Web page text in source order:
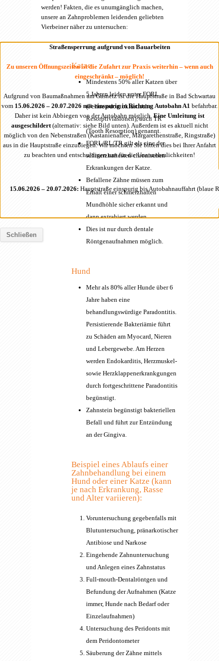
werden! Fakten, die es unumgänglich machen,
unsere an Zahnproblemen leidenden geliebten
Vierbeiner näher zu untersuchen:
Katze
Mindestens 50% aller Katzen über
5 Jahren leiden unter FORL
(Feline odontoklastische
Resorptivläsionen), auch TR
(Tooth Resorption) genannt.
FORL/RL/TR gilt als eine der
schmerzhaftesten chronischen
Erkrankungen der Katze.
Befallene Zähne müssen zum
Erhalt einer schmerzhaften
Mundhöhle sicher erkannt und
dann extrahiert werden.
Dies ist nur durch dentale
Röntgenaufnahmen möglich.
Hund
Mehr als 80% aller Hunde über 6
Jahre haben eine
behandlungswürdige Paradontitis.
Persistierende Bakteriämie führt
zu Schäden am Myocard, Nieren
und Lebergewebe. Am Herzen
werden Endokarditis, Herzmuskel-
sowie Herzklappenerkrankgungen
durch fortgeschrittene Paradontitis
begünstigt.
Zahnstein begünstigt bakteriellen
Befall und führt zur Entzündung
an der Gingiva.
Beispiel eines Ablaufs einer
Zahnbehandlung bei einem
Hund oder einer Katze (kann
je nach Erkrankung, Rasse
und Alter variieren):
Voruntersuchung gegebenfalls mit
Blutuntersuchung, pränarkotischer
Antibiose und Narkose
Eingehende Zahnuntersuchung
und Anlegen eines Zahnstatus
Full-mouth-Dentalröntgen und
Befundung der Aufnahmen (Katze
immer, Hunde nach Bedarf oder
Einzelaufnahmen)
Untersuchung des Peridonts mit
dem Peridontometer
Säuberung der Zähne mittels
Straßensperrung aufgrund von Bauarbeiten
Zu unseren Öffnungszeiten ist die Zufahrt zur Praxis weiterhin – wenn auch
eingeschränkt – möglich!
Aufgrund von Baumaßnahmen am Gasnetz ist die Hauptstraße in Bad Schwartau
vom 15.06.2026 – 20.07.2026 nur einspurig in Richtung Autobahn A1 befahrbar.
Daher ist kein Abbiegen von der Autobahn möglich. Eine Umleitung ist
ausgeschildert(alternativ: siehe Bild unten). Außerdem ist es aktuell nicht
möglich von den Nebenstraßen (Kastanienallee, Margarethenstraße, Ringstraße)
aus in die Hauptstraße einzubiegen. Wir möchten Sie bitten dies bei Ihrer Anfahrt
zu beachten und entschuldigen uns für die Unannehmlichkeiten!
15.06.2026 – 20.07.2026: Hauptstraße einspurig bis Autobahnauffahrt (blaue
Schließen